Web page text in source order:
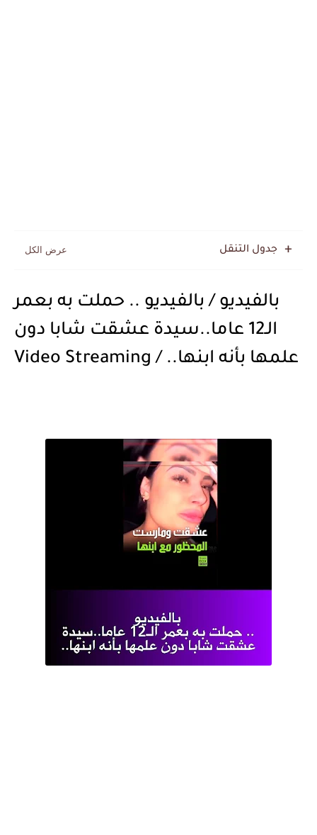
جدول التنقل
بالفيديو / بالفيديو .. حملت به بعمر
الـ12 عاما..سيدة عشقت شابا دون
علمها بأنه ابنها.. / Video Streaming